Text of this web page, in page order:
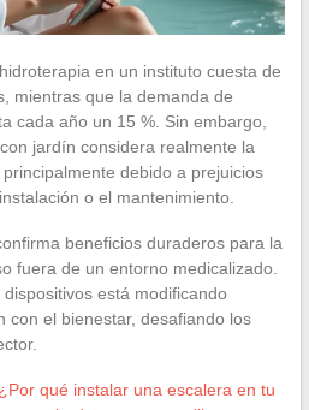
en un instituto cuesta de
mientras que la demanda de
cada año un 15 %. Sin embargo,
jardín considera realmente la
debido a prejuicios
o el mantenimiento.
beneficios duraderos para la
fuera de un entorno medicalizado.
está modificando
con el bienestar, desafiando los
¿Por qué instalar una escalera en tu